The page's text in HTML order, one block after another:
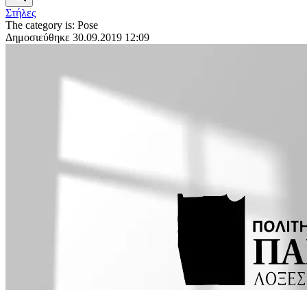
Στήλες
The category is: Pose
Δημοσιεύθηκε 30.09.2019 12:09